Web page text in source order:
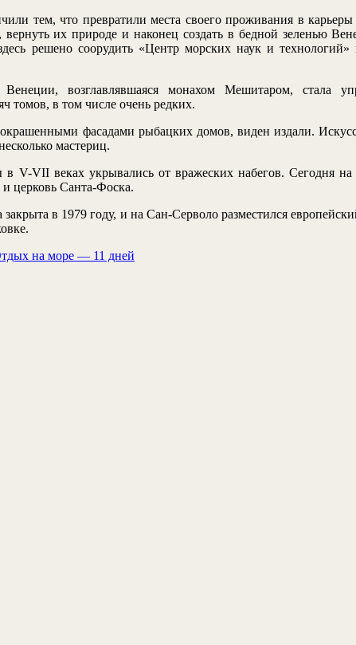
тем, что превратили места своего проживания в
их природе и наконец создать в бедной зеленью
решено соорудить «Центр морских наук и технологий»
возглавлявшаяся монахом Мешитаром, стала
томов, в том числе очень редких.
фасадами рыбацких домов, виден издали.
мастериц.
V-VII веках укрывались от вражеских набегов. Сегодня
церковь Санта-Фоска.
в 1979 году, и на Сан-Серволо разместился
на море — 11 дней